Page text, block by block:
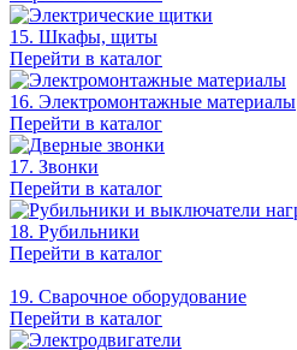
15. Шкафы, щиты
Перейти в каталог
16. Электромонтажные материалы
Перейти в каталог
17. Звонки
Перейти в каталог
18. Рубильники
Перейти в каталог
19. Сварочное оборудование
Перейти в каталог